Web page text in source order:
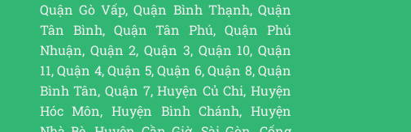
Quận Gò Vấp, Quận Bình Thạnh, Quận
Tân Bình, Quận Tân Phú, Quận Phú
Nhuận, Quận 2, Quận 3, Quận 10, Quận
11, Quận 4, Quận 5, Quận 6, Quận 8, Quận
Bình Tân, Quận 7, Huyện Củ Chi, Huyện
Hóc Môn, Huyện Bình Chánh, Huyện